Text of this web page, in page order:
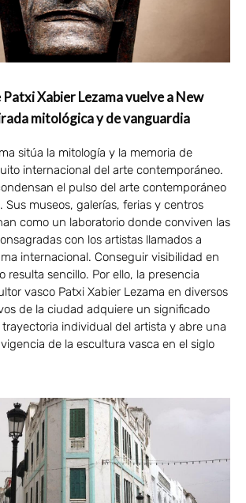
Xabier Lezama vuelve a New
mitológica y de vanguardia
sitúa la mitología y la memoria de
internacional del arte contemporáneo.
el pulso del arte contemporáneo
Sus museos, galerías, ferias y centros
como un laboratorio donde conviven las
con los artistas llamados a
internacional. Conseguir visibilidad en
resulta sencillo. Por ello, la presencia
vasco Patxi Xabier Lezama en diversos
de la ciudad adquiere un significado
individual del artista y abre una
de la escultura vasca en el siglo